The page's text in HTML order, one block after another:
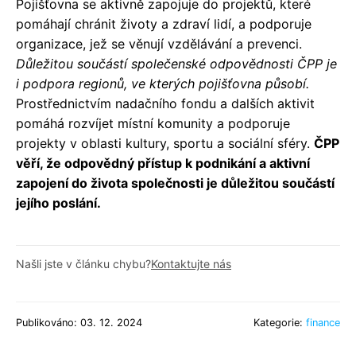
Pojišťovna se aktivně zapojuje do projektů, které
pomáhají chránit životy a zdraví lidí, a podporuje
organizace, jež se věnují vzdělávání a prevenci.
Důležitou součástí společenské odpovědnosti ČPP je
i podpora regionů, ve kterých pojišťovna působí.
Prostřednictvím nadačního fondu a dalších aktivit
pomáhá rozvíjet místní komunity a podporuje
projekty v oblasti kultury, sportu a sociální sféry. ČPP
věří, že odpovědný přístup k podnikání a aktivní
zapojení do života společnosti je důležitou součástí
jejího poslání.
Našli jste v článku chybu?Kontaktujte nás
Publikováno: 03. 12. 2024 Kategorie: finance